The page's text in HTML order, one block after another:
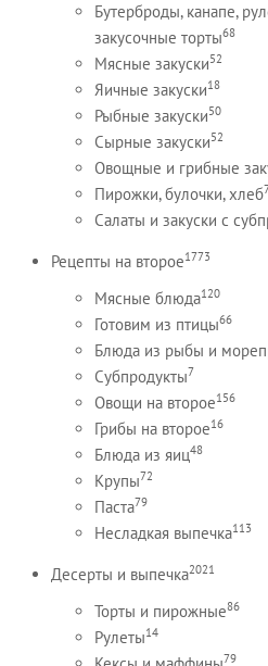
Бутерброды, канапе,
закусочные торты68
Мясные закуски52
Яичные закуски18
Рыбные закуски50
Сырные закуски52
Овощные и грибные
Пирожки, булочки, хлеб
Салаты и закуски с
Рецепты на второе1773
Мясные блюда120
Готовим из птицы66
Блюда из рыбы и
Субпродукты7
Овощи на второе156
Грибы на второе16
Блюда из яиц48
Крупы72
Паста79
Несладкая выпечка113
Десерты и выпечка2021
Торты и пирожные86
Рулеты14
79